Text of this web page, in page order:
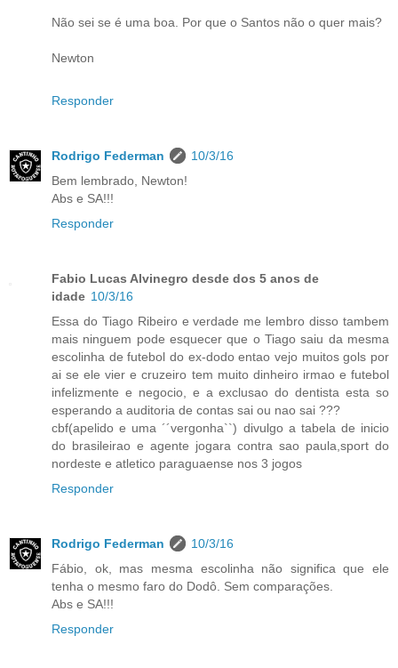
Não sei se é uma boa. Por que o Santos não o quer mais?
Newton
Responder
Rodrigo Federman
10/3/16
Bem lembrado, Newton!
Abs e SA!!!
Responder
Fabio Lucas Alvinegro desde dos 5 anos de
idade 10/3/16
Essa do Tiago Ribeiro e verdade me lembro disso tambem
mais ninguem pode esquecer que o Tiago saiu da mesma
escolinha de futebol do ex-dodo entao vejo muitos gols por
ai se ele vier e cruzeiro tem muito dinheiro irmao e futebol
infelizmente e negocio, e a exclusao do dentista esta so
esperando a auditoria de contas sai ou nao sai ???
cbf(apelido e uma ´´vergonha``) divulgo a tabela de inicio
do brasileirao e agente jogara contra sao paula,sport do
nordeste e atletico paraguaense nos 3 jogos
Responder
Rodrigo Federman
10/3/16
Fábio, ok, mas mesma escolinha não significa que ele
tenha o mesmo faro do Dodô. Sem comparações.
Abs e SA!!!
Responder